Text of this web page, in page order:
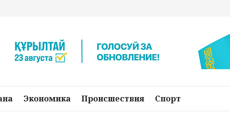
Экономика Происшествия Спорт